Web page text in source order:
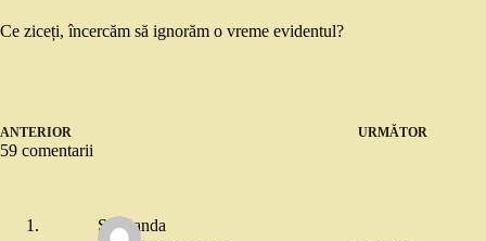
Ce ziceți, încercăm să ignorăm o vreme evidentul?
ANTERIOR URMĂTOR
59 comentarii
Smaranda